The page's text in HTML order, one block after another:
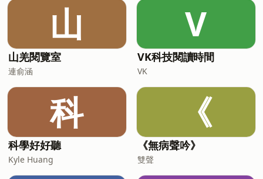
山
山羌閱覽室
連俞涵
V
VK科技閱讀時間
VK
科
科學好好聽
Kyle Huang
《
《無病聲吟》
雙聲